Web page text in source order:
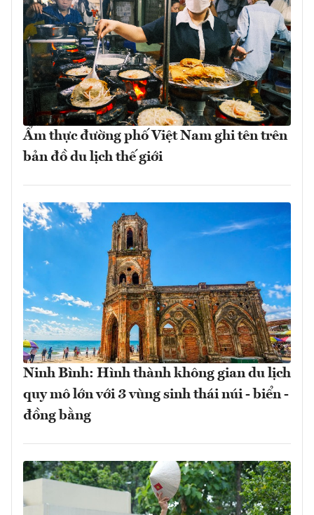
Ẩm thực đường phố Việt Nam ghi tên trên
bản đồ du lịch thế giới
Ninh Bình: Hình thành không gian du lịch
quy mô lớn với 3 vùng sinh thái núi - biển -
đồng bằng